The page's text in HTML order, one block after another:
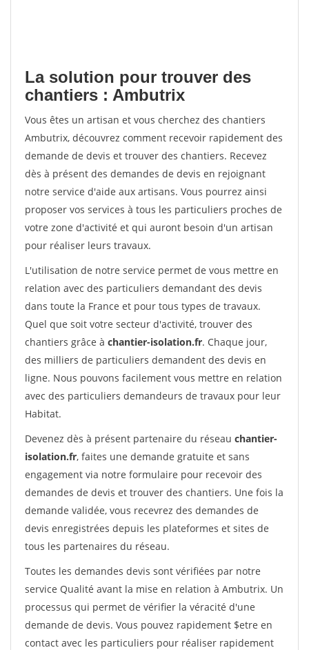
La solution pour trouver des
chantiers : Ambutrix
Vous êtes un artisan et vous cherchez des chantiers
Ambutrix, découvrez comment recevoir rapidement des
demande de devis et trouver des chantiers. Recevez
dès à présent des demandes de devis en rejoignant
notre service d'aide aux artisans. Vous pourrez ainsi
proposer vos services à tous les particuliers proches de
votre zone d'activité et qui auront besoin d'un artisan
pour réaliser leurs travaux.
L'utilisation de notre service permet de vous mettre en
relation avec des particuliers demandant des devis
dans toute la France et pour tous types de travaux.
Quel que soit votre secteur d'activité, trouver des
chantiers grâce à chantier-isolation.fr. Chaque jour,
des milliers de particuliers demandent des devis en
ligne. Nous pouvons facilement vous mettre en relation
avec des particuliers demandeurs de travaux pour leur
Habitat.
Devenez dès à présent partenaire du réseau chantier-
isolation.fr, faites une demande gratuite et sans
engagement via notre formulaire pour recevoir des
demandes de devis et trouver des chantiers. Une fois la
demande validée, vous recevrez des demandes de
devis enregistrées depuis les plateformes et sites de
tous les partenaires du réseau.
Toutes les demandes devis sont vérifiées par notre
service Qualité avant la mise en relation à Ambutrix. Un
processus qui permet de vérifier la véracité d'une
demande de devis. Vous pouvez rapidement $etre en
contact avec les particuliers pour réaliser rapidement